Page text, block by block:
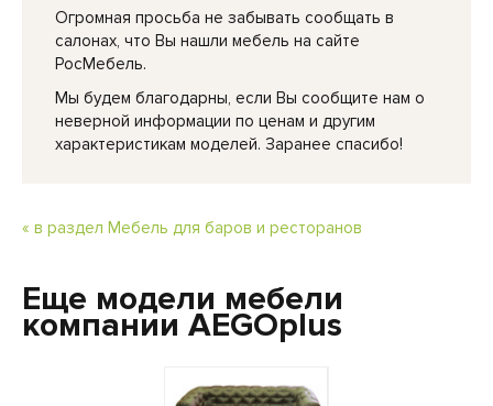
Огромная просьба не забывать сообщать в
салонах, что Вы нашли мебель на сайте
РосМебель.
Мы будем благодарны, если Вы сообщите нам о
неверной информации по ценам и другим
характеристикам моделей. Заранее спасибо!
« в раздел Мебель для баров и ресторанов
Еще модели мебели
компании AEGOplus